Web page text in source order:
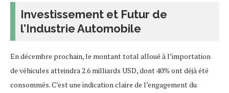
Investissement et Futur de
l’Industrie Automobile
En décembre prochain, le montant total alloué à l’importation
de véhicules atteindra 2.6 milliards USD, dont 40% ont déjà été
consommés. C’est une indication claire de l’engagement du